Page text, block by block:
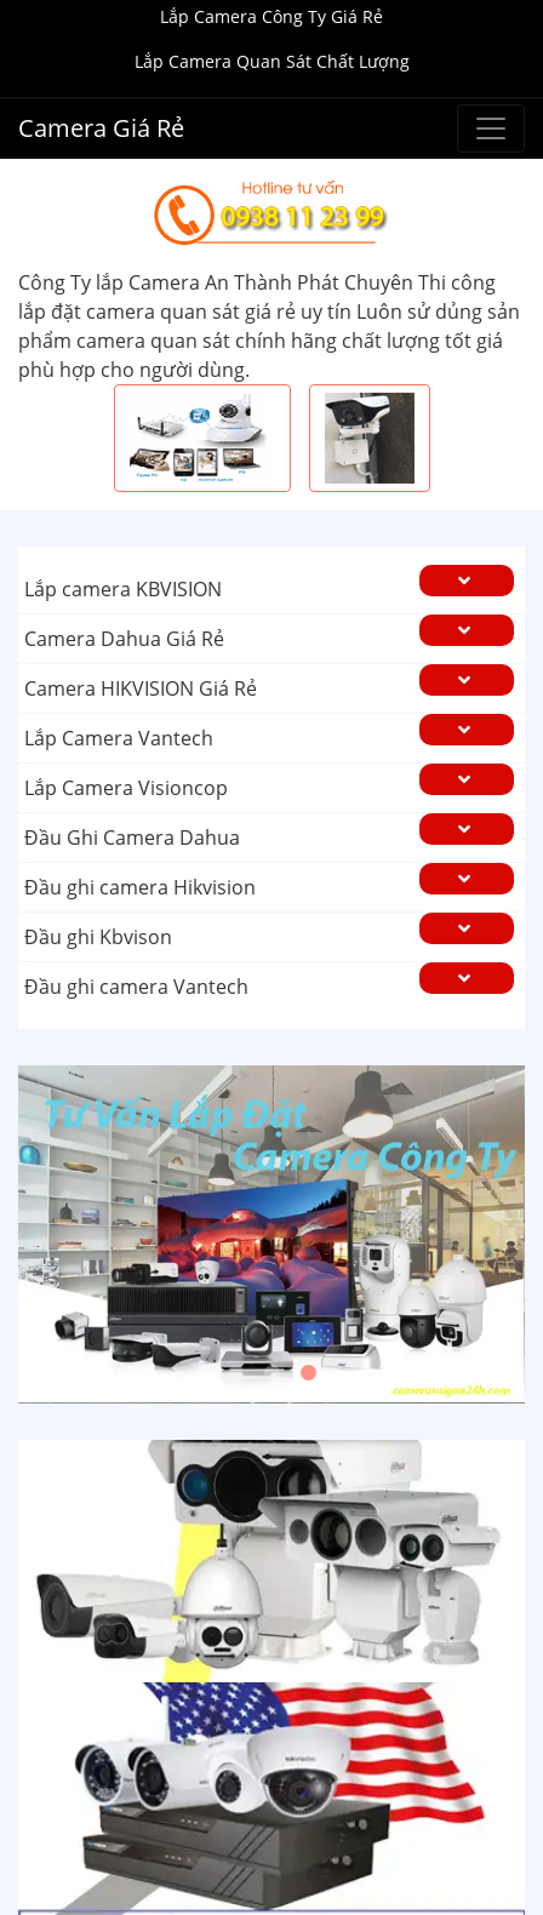
Lắp Camera Công Ty Giá Rẻ
Lắp Camera Quan Sát Chất Lượng
Camera Giá Rẻ
Công Ty lắp Camera An Thành Phát Chuyên Thi công
lắp đặt camera quan sát giá rẻ uy tín Luôn sử dủng sản
phẩm camera quan sát chính hãng chất lượng tốt giá
phù hợp cho người dùng.
Lắp camera KBVISION
Camera Dahua Giá Rẻ
Camera HIKVISION Giá Rẻ
Lắp Camera Vantech
Lắp Camera Visioncop
Đầu Ghi Camera Dahua
Đầu ghi camera Hikvision
Đầu ghi Kbvison
Đầu ghi camera Vantech